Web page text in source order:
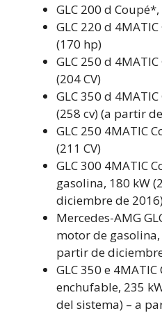
GLC 200 d
GLC 220 d
(170 hp)
GLC 250 d
(204 CV)
GLC 350 d
(258 cv) (a partir
GLC 250 4MATIC
(211 CV)
GLC 300 4MATIC
gasolina, 180 kW
diciembre de
Mercedes-AMG
motor de gasolina,
partir de
GLC 350 e
enchufable, 235
del sistema) – a